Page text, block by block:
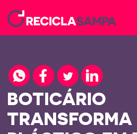
BOTICÁRIO
TRANSFORMA